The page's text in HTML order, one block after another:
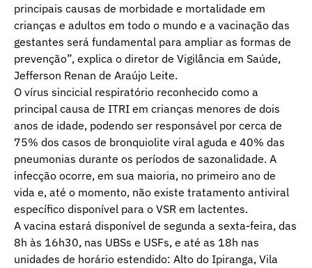
principais causas de morbidade e mortalidade em
crianças e adultos em todo o mundo e a vacinação das
gestantes será fundamental para ampliar as formas de
prevenção”, explica o diretor de Vigilância em Saúde,
Jefferson Renan de Araújo Leite.
O vírus sincicial respiratório reconhecido como a
principal causa de ITRI em crianças menores de dois
anos de idade, podendo ser responsável por cerca de
75% dos casos de bronquiolite viral aguda e 40% das
pneumonias durante os períodos de sazonalidade. A
infecção ocorre, em sua maioria, no primeiro ano de
vida e, até o momento, não existe tratamento antiviral
específico disponível para o VSR em lactentes.
A vacina estará disponível de segunda a sexta-feira, das
8h às 16h30, nas UBSs e USFs, e até as 18h nas
unidades de horário estendido: Alto do Ipiranga, Vila